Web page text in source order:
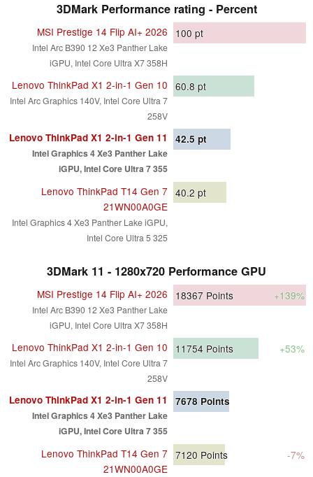
3DMark Performance rating - Percent
MSI Prestige 14 Flip AI+ 2026
Intel Arc B390 12 Xe3 Panther Lake
iGPU, Intel Core Ultra X7 358H
100 pt
Lenovo ThinkPad X1 2-in-1 Gen 10
Intel Arc Graphics 140V, Intel Core Ultra 7
258V
60.8 pt
Lenovo ThinkPad X1 2-in-1 Gen 11
Intel Graphics 4 Xe3 Panther Lake
iGPU, Intel Core Ultra 7 355
42.5 pt
Lenovo ThinkPad T14 Gen 7
21WN00A0GE
Intel Graphics 4 Xe3 Panther Lake iGPU,
Intel Core Ultra 5 325
40.2 pt
3DMark 11 - 1280x720 Performance GPU
MSI Prestige 14 Flip AI+ 2026
Intel Arc B390 12 Xe3 Panther Lake
iGPU, Intel Core Ultra X7 358H
18367 Points +139%
Lenovo ThinkPad X1 2-in-1 Gen 10
Intel Arc Graphics 140V, Intel Core Ultra 7
258V
11754 Points +53%
Lenovo ThinkPad X1 2-in-1 Gen 11
Intel Graphics 4 Xe3 Panther Lake
iGPU, Intel Core Ultra 7 355
7678 Points
Lenovo ThinkPad T14 Gen 7
21WN00A0GE
7120 Points -7%